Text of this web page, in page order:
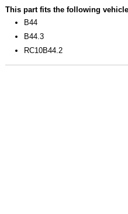
This part fits the following
B44
B44.3
RC10B44.2